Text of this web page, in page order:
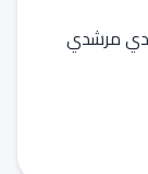
مرشدي